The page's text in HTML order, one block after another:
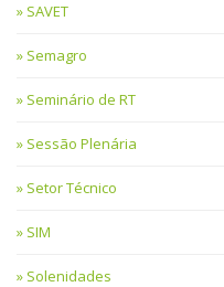
SAVET
Semagro
Seminário de RT
Sessão Plenária
Setor Técnico
SIM
Solenidades